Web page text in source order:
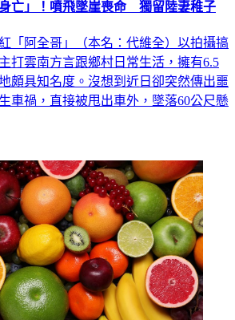
亡」！噴飛墜崖喪命 獨留陸妻稚子
「阿全哥」（本名：代維全）以拍攝搞
打雲南方言跟鄉村日常生活，擁有6.5
頗具知名度。沒想到近日卻突然傳出噩
車禍，直接被甩出車外，墜落60公尺懸